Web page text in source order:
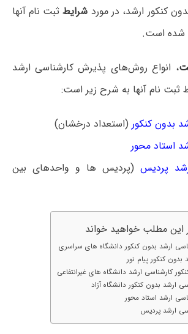
کنکور ارشد، در مورد شرایطثبت نام آنها
شده است.
، انواع روش‌های پذیرش کارشناسی ارشد
ثبت نام آنها به شرح زیر است:
بدون کنکور (استعداد درخشان)
استاد محور
پردیس(پردیس ها و واحدهای بین
این مطلب خواهید خواند
ارشد بدون کنکور دانشگاه های سراسری
کنکور پیام نور
کارشناسی ارشد دانشگاه های غیرانتفاعی
ارشد بدون کنکور دانشگاه آزاد
ارشد استاد محور
ارشد پردیس